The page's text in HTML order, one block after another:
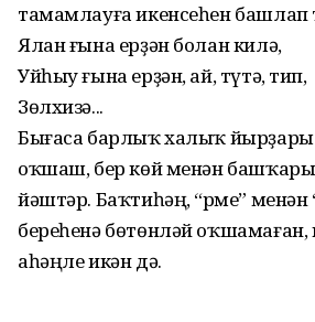
тамамлауға икенсеһен башлап
Ялан ғына ерҙән болан килә,
Уйһыу ғына ерҙән, ай, түтә, тип,
Зөлхизә...
Бығаса барлыҡ халыҡ йырҙары
оҡшаш, бер көй менән
йәштәр. Баҡтиһәң, “Әрме” менән
береһенә бөтөнләй оҡшамаған,
аһәңле икән дә.